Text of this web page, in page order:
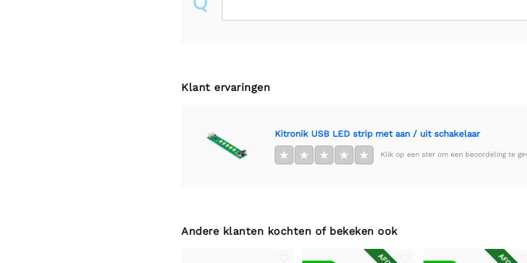
Klant ervaringen
Kitronik USB LED strip met aan / uit schakelaar
★ ★ ★ ★ ★ Klik op een ster om een beoordeling te
Andere klanten kochten of bekeken ook